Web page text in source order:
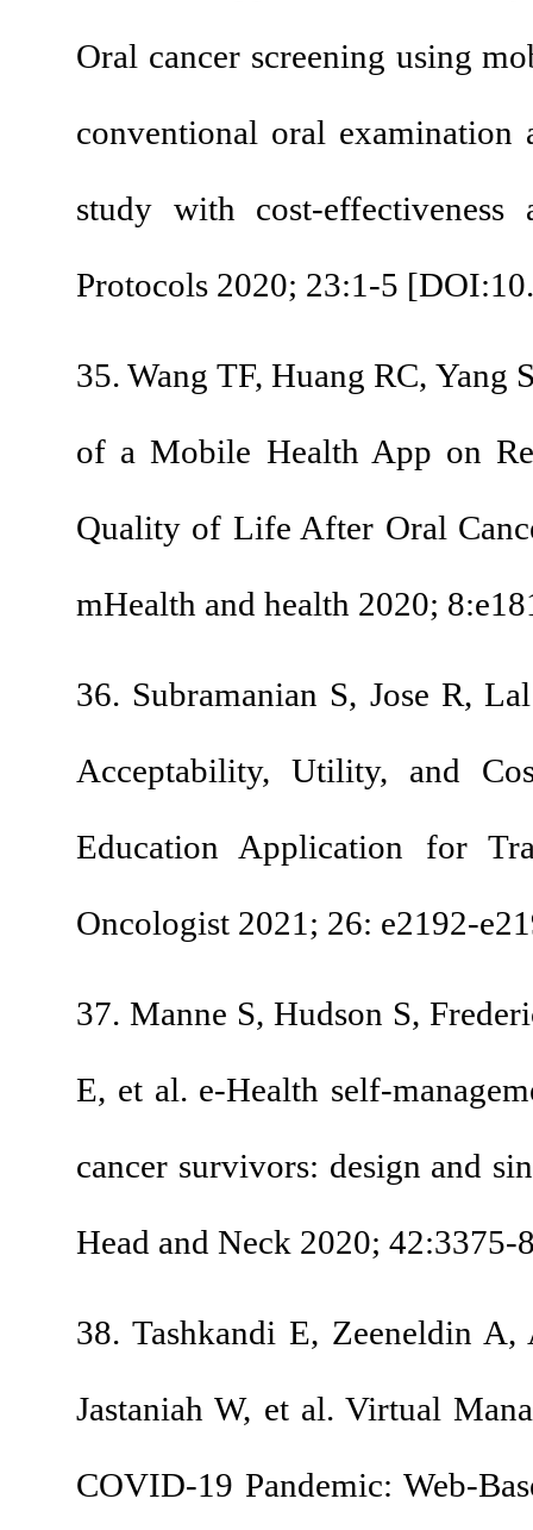
Oral cancer
conventional oral
study with cost-
Protocols 2020;
35. Wang TF, Huang
of a Mobile Health
Quality of Life After
mHealth and health
36. Subramanian S,
Acceptability,
Education
Oncologist 2021; 26:
37. Manne S,
E, et al. e-Health
cancer survivors:
Head and Neck
38. Tashkandi E,
Jastaniah W, et al.
COVID-19